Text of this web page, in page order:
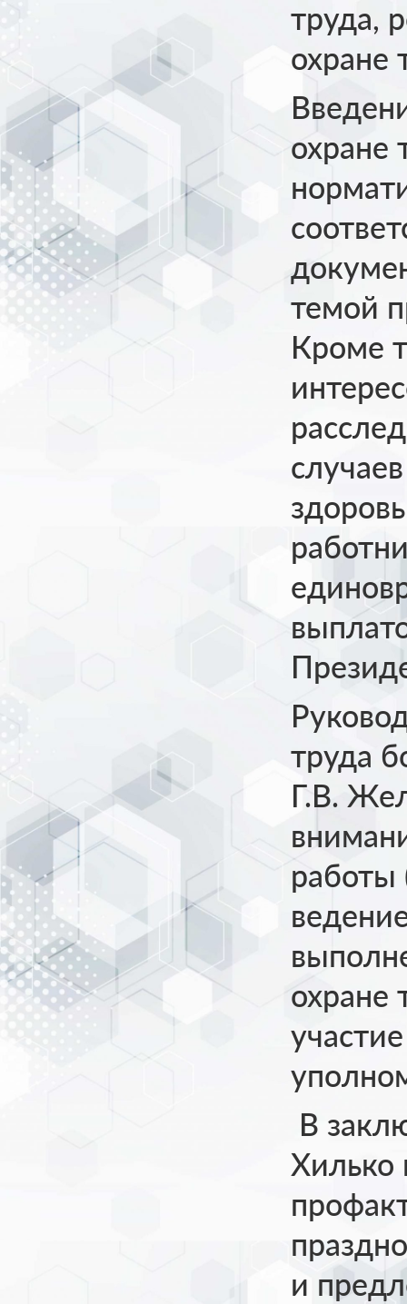
труда,
охране
охране
темой
Кроме
труда
Г.В.
работы
охране
В
Хилько
и